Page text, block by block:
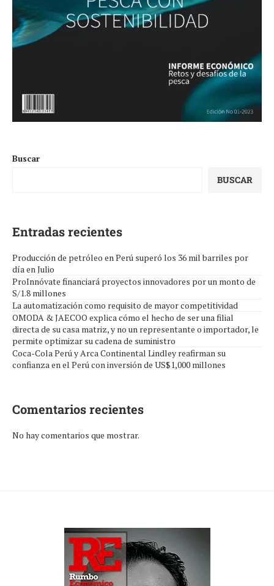
Buscar
BUSCAR
Entradas recientes
Producción de petróleo en Perú superó los 36 mil barriles por
día en Julio
ProInnóvate financiará proyectos innovadores por un monto de
S/1.8 millones
La automatización como requisito de mayor competitividad
OMODA & JAECOO explica cómo el hecho de ser una filial
directa de su casa matriz, y no un representante o importador, le
permite optimizar su cadena de suministro
Coca-Cola Perú y Arca Continental Lindley reafirman su
confianza en el Perú con inversión de US$1,000 millones
Comentarios recientes
No hay comentarios que mostrar.